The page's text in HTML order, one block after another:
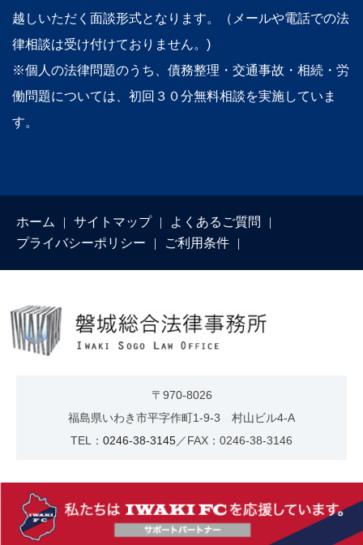
越しいただく面談形式となります。（メールや電話での法
律相談は受け付けておりません。)
※個人の法律問題のうち、債務整理・交通事故・相続・労
働問題については、初回３０分無料相談を実施していま
す。
ホーム サイトマップ
よくあるご質問
プライバシーポリシー
ご利用条件
〒970-8026
福島県いわき市平字作町1-9-3 村山ビル4-A
TEL： 0246-38-3145／FAX：0246-38-3146